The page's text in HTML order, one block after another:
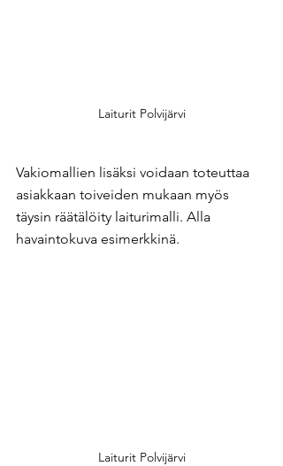
Laiturit Polvijärvi
Vakiomallien lisäksi voidaan toteuttaa
asiakkaan toiveiden mukaan myös
täysin räätälöity laiturimalli. Alla
havaintokuva esimerkkinä.
Laiturit Polvijärvi